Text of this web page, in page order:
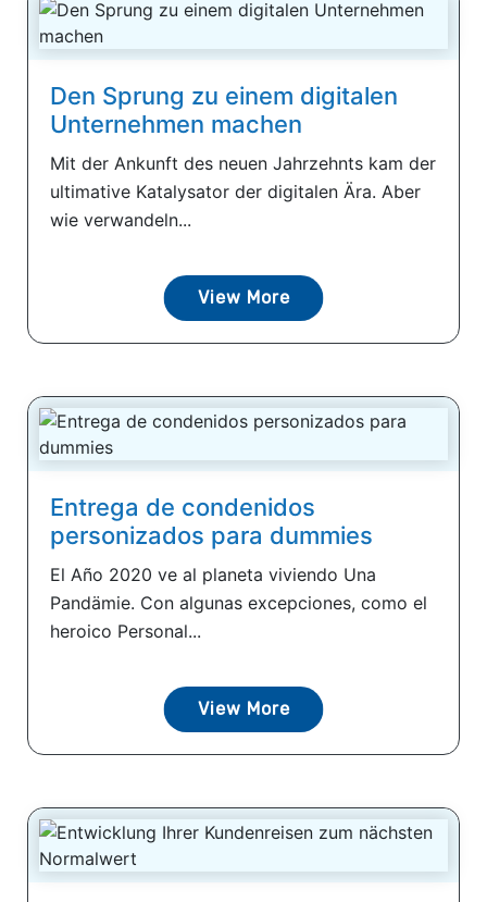
Den Sprung zu einem digitalen
Unternehmen machen
Mit der Ankunft des neuen Jahrzehnts kam der
ultimative Katalysator der digitalen Ära. Aber
wie verwandeln...
View More
Entrega de condenidos
personizados para dummies
El Año 2020 ve al planeta viviendo Una
Pandämie. Con algunas excepciones, como el
heroico Personal...
View More